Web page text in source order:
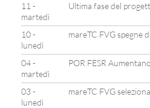
11 -
martedì
Ultima fase del
10 -
lunedì
mareTC FVG spegne
04 -
martedì
POR FESR
03 -
lunedì
mareTC FVG